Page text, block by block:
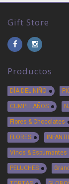
Gift Store
Productos
DÍA DEL NIÑO
CUMPLEAÑOS
Flores & Chocolates
FLORES
Vinos & Espumantes
PELUCHES